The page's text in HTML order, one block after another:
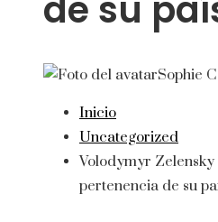
Sophie
Inicio
Uncategorized
Volodymyr Zelensky
pertenencia de su